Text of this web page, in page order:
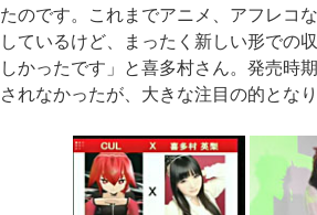
たのです。これまでアニメ、アフレコ
しているけど、まったく新しい形での
しかったです」と喜多村さん。発売時
されなかったが、大きな注目の的となり